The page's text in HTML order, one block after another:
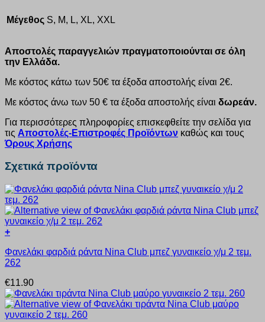
Μέγεθος S, M, L, XL, XXL
Αποστολές παραγγελιών πραγματοποιούνται σε όλη
την Ελλάδα.
Με κόστος κάτω των 50€ τα έξοδα αποστολής είναι 2€.
Με κόστος άνω των 50 € τα έξοδα αποστολής είναι δωρεάν.
Για περισσότερες πληροφορίες επισκεφθείτε την σελίδα για
τις Αποστολές-Επιστροφές Προϊόντων καθώς και τους
Όρους Χρήσης
Σχετικά προϊόντα
+
το
προϊόν
πολλαπλές
παραλλαγές.
Οι
επιλογές
Φανελάκι φαρδιά ράντα Nina Club μπεζ γυναικείο χ/μ 2 τεμ.
262
€11.90